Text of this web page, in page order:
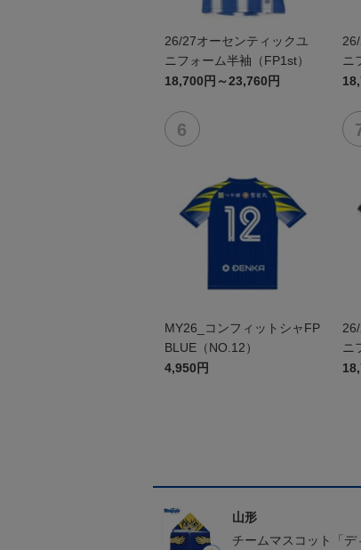
26/27オーセンティックユ
ニフォーム半袖（FP1st）
18,700円～23,760円
ニ
MY26_コンフィットシャFP
BLUE（NO.12）
4,950円
ニ
山形
チームマスコット「